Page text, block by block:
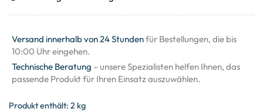
Versand innerhalb von 24 Stundenfür Bestellungen, die bis
10:00 Uhr eingehen.
Technische Beratung – unsere Spezialisten helfen Ihnen, das
passende Produkt für Ihren Einsatz auszuwählen.
Produkt enthält: 2 kg